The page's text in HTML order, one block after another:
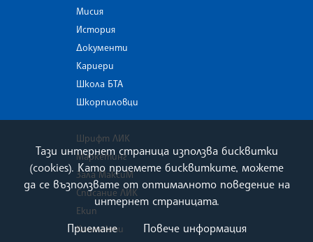
Мисия
История
Документи
Кариери
Школа БТА
Шкорпиловци
Шрифт ЛИК
Маркетинг
Зала МаксиМ
Списание ЛИК
Екип
Контакти
Тази интернет страница използва бисквитки
(cookies). Като приемете бисквитките, можете
да се възползвате от оптималното поведение на
интернет страницата.
Приемане
Повече информация